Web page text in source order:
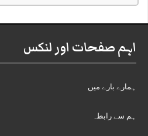
اہم صفحات اور لنکس
ہمارے بارے میں
ہم سے رابطہ